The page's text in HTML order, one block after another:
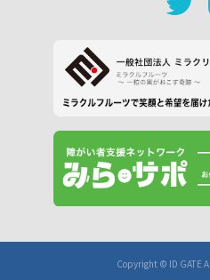
Copyright © ID GATE